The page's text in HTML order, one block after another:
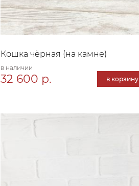
Кошка чёрная (на камне)
в наличии
32 600 р. в корзину